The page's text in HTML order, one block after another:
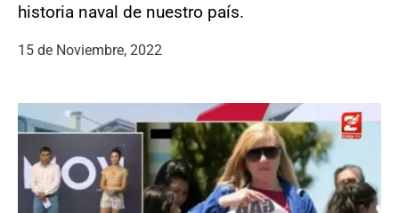
historia naval de nuestro país.
15 de Noviembre, 2022